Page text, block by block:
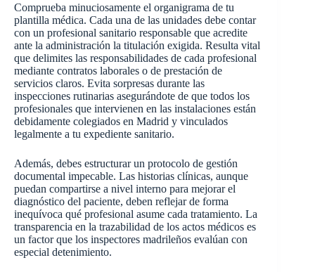
Comprueba minuciosamente el organigrama de tu
plantilla médica. Cada una de las unidades debe contar
con un profesional sanitario responsable que acredite
ante la administración la titulación exigida. Resulta vital
que delimites las responsabilidades de cada profesional
mediante contratos laborales o de prestación de
servicios claros. Evita sorpresas durante las
inspecciones rutinarias asegurándote de que todos los
profesionales que intervienen en las instalaciones están
debidamente colegiados en Madrid y vinculados
legalmente a tu expediente sanitario.
Además, debes estructurar un protocolo de gestión
documental impecable. Las historias clínicas, aunque
puedan compartirse a nivel interno para mejorar el
diagnóstico del paciente, deben reflejar de forma
inequívoca qué profesional asume cada tratamiento. La
transparencia en la trazabilidad de los actos médicos es
un factor que los inspectores madrileños evalúan con
especial detenimiento.